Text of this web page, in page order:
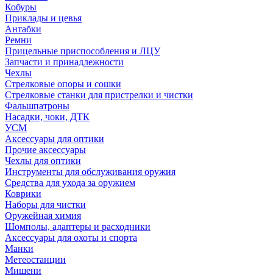
Кобуры
Приклады и цевья
Антабки
Ремни
Прицельные приспособления и ЛЦУ
Запчасти и принадлежности
Чехлы
Стрелковые опоры и сошки
Стрелковые станки для пристрелки и чистки
Фальшпатроны
Насадки, чоки, ДТК
УСМ
Аксессуары для оптики
Прочие аксессуары
Чехлы для оптики
Инструменты для обслуживания оружия
Средства для ухода за оружием
Коврики
Наборы для чистки
Оружейная химия
Шомполы, адаптеры и расходники
Аксессуары для охоты и спорта
Манки
Метеостанции
Мишени